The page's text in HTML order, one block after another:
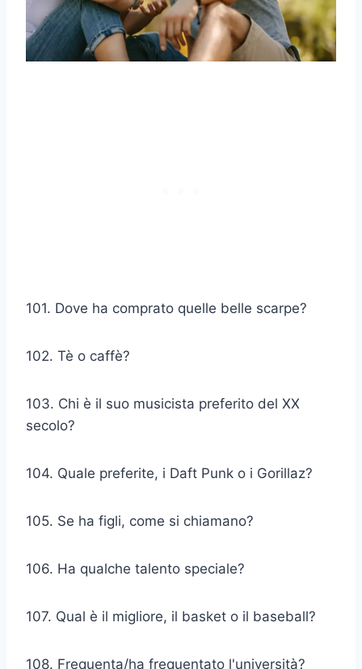
101. Dove ha comprato quelle belle scarpe?
102. Tè o caffè?
103. Chi è il suo musicista preferito del XX
secolo?
104. Quale preferite, i Daft Punk o i Gorillaz?
105. Se ha figli, come si chiamano?
106. Ha qualche talento speciale?
107. Qual è il migliore, il basket o il baseball?
108. Frequenta/ha frequentato l'università?